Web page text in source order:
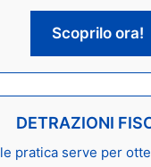
Scoprilo ora!
DETRAZIONI
pratica serve per